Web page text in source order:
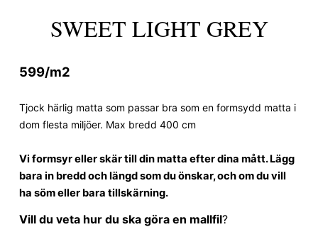
SWEET LIGHT GREY
599/m2
Tjock härlig matta som passar bra som en formsydd matta i
dom flesta miljöer. Max bredd 400 cm
Vi formsyr eller skär till din matta efter dina mått. Lägg
bara in bredd och längd som du önskar, och om du vill
ha söm eller bara tillskärning.
Vill du veta hur du ska göra en mallfil?